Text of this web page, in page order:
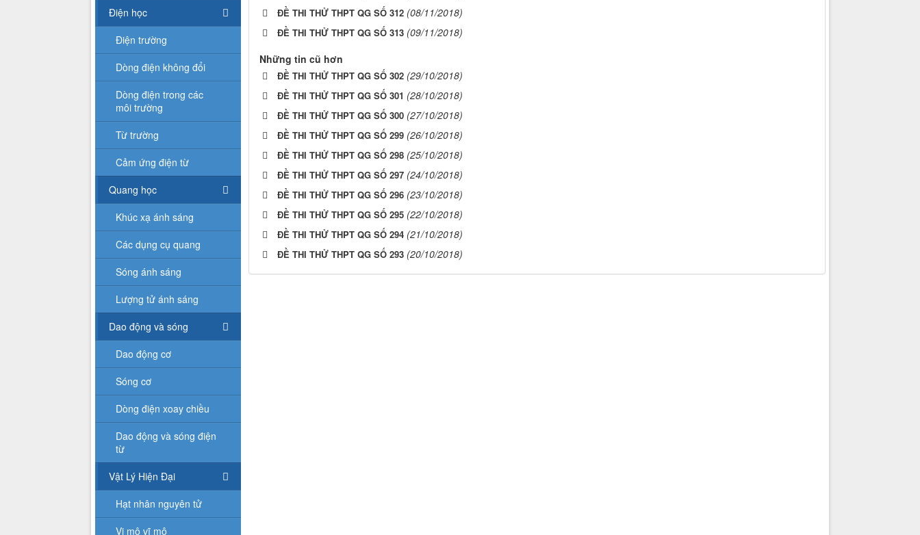
ĐỀ THI THỬ THPT QG SỐ 312 (08/11/2018)
ĐỀ THI THỬ THPT QG SỐ 313 (09/11/2018)
Những tin cũ hơn
ĐỀ THI THỬ THPT QG SỐ 302 (29/10/2018)
ĐỀ THI THỬ THPT QG SỐ 301 (28/10/2018)
ĐỀ THI THỬ THPT QG SỐ 300 (27/10/2018)
ĐỀ THI THỬ THPT QG SỐ 299 (26/10/2018)
ĐỀ THI THỬ THPT QG SỐ 298 (25/10/2018)
ĐỀ THI THỬ THPT QG SỐ 297 (24/10/2018)
ĐỀ THI THỬ THPT QG SỐ 296 (23/10/2018)
ĐỀ THI THỬ THPT QG SỐ 295 (22/10/2018)
ĐỀ THI THỬ THPT QG SỐ 294 (21/10/2018)
ĐỀ THI THỬ THPT QG SỐ 293 (20/10/2018)
Điện học
Điện trường
Dòng điện không đổi
Dòng điện trong các
môi trường
Từ trường
Cảm ứng điện từ
Quang học
Khúc xạ ánh sáng
Các dụng cụ quang
Sóng ánh sáng
Lượng tử ánh sáng
Dao động và sóng
Dao động cơ
Sóng cơ
Dòng điện xoay chiều
Dao động và sóng điện
từ
Vật Lý Hiện Đại
Hạt nhân nguyên tử
Vi mô vĩ mô